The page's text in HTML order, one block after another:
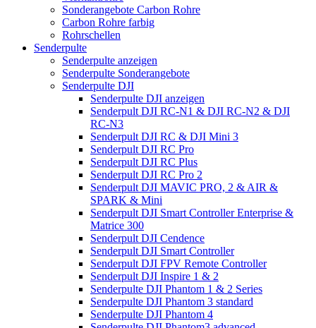
Sonderangebote Carbon Rohre
Carbon Rohre farbig
Rohrschellen
Senderpulte
Senderpulte anzeigen
Senderpulte Sonderangebote
Senderpulte DJI
Senderpulte DJI anzeigen
Senderpult DJI RC-N1 & DJI RC-N2 & DJI
RC-N3
Senderpult DJI RC & DJI Mini 3
Senderpult DJI RC Pro
Senderpult DJI RC Plus
Senderpult DJI RC Pro 2
Senderpult DJI MAVIC PRO, 2 & AIR &
SPARK & Mini
Senderpult DJI Smart Controller Enterprise &
Matrice 300
Senderpult DJI Cendence
Senderpult DJI Smart Controller
Senderpult DJI FPV Remote Controller
Senderpult DJI Inspire 1 & 2
Senderpulte DJI Phantom 1 & 2 Series
Senderpulte DJI Phantom 3 standard
Senderpulte DJI Phantom 4